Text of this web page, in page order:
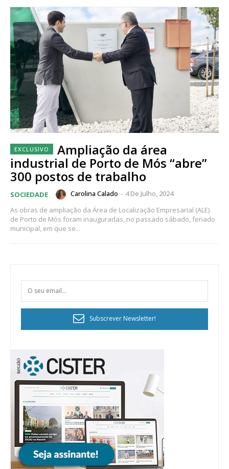
Ampliação da área
industrial de Porto de Mós “abre”
300 postos de trabalho
SOCIEDADE Carolina Calado - 4 De Julho, 2024
As obras de ampliação da Área de Localização Empresarial (ALE)
de Porto de Mós foram inauguradas, no passado sábado, feriado
municipal, em que se...
Subscrever Newsletter!